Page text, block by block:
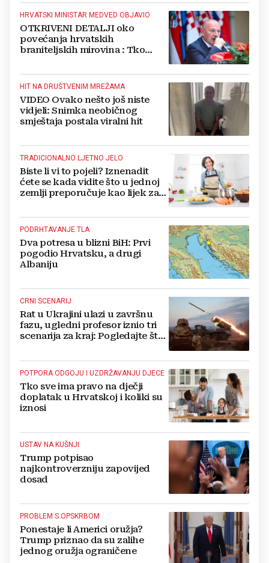
HRVATSKI MINISTAR MEDVED OBJAVIO
OTKRIVENI DETALJI oko
povećanja hrvatskih
braniteljskih mirovina : Tko
HIT NA DRUŠTVENIM MREŽAMA
VIDEO Ovako nešto još niste
vidjeli: Snimka neobičnog
smještaja postala viralni hit
TRADICIONALNO LJETNO JELO
Biste li vi to pojeli? Iznenadit
ćete se kada vidite što u jednoj
zemlji preporučuje kao lijek za
PODRHTAVANJE TLA
Dva potresa u blizni BiH: Prvi
pogodio Hrvatsku, a drugi
Albaniju
CRNI SCENARIJ
Rat u Ukrajini ulazi u završnu
fazu, ugledni profesor iznio tri
scenarija za kraj: Pogledajte što
POTPORA ODGOJU I UZDRŽAVANJU DJECE
Tko sve ima pravo na dječji
doplatak u Hrvatskoj i koliki su
iznosi
USTAV NA KUŠNJI
Trump potpisao
najkontroverzniju zapovijed
dosad
PROBLEM S OPSKRBOM
Ponestaje li Americi oružja?
Trump priznao da su zalihe
jednog oružja ograničene